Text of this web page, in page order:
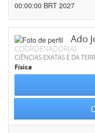
00:00:00 BRT 2027
Ado
COORDENADOR(A)
CIÊNCIAS EXATAS E DA
Física